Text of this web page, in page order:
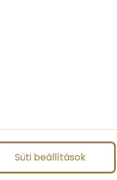
Süti beállítások